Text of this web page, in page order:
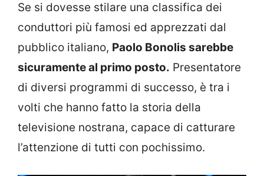
Se si dovesse stilare una classifica dei
conduttori più famosi ed apprezzati dal
pubblico italiano, Paolo Bonolis sarebbe
sicuramente al primo posto. Presentatore
di diversi programmi di successo, è tra i
volti che hanno fatto la storia della
televisione nostrana, capace di catturare
l’attenzione di tutti con pochissimo.